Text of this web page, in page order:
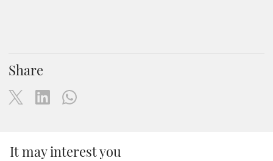
Share
It may interest you